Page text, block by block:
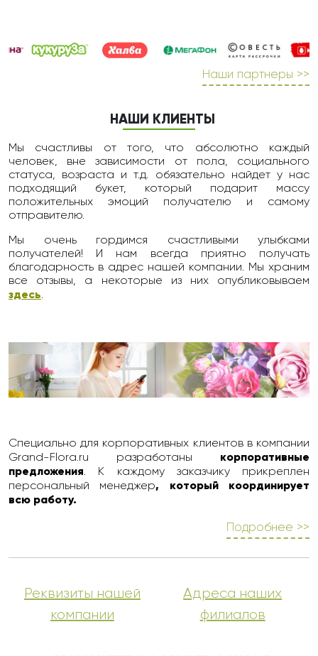
Наши партнеры >>
НАШИ КЛИЕНТЫ
Мы счастливы от того, что абсолютно каждый
человек, вне зависимости от пола, социального
статуса, возраста и т.д. обязательно найдет у нас
подходящий букет, который подарит массу
положительных эмоций получателю и самому
отправителю.
Мы очень гордимся счастливыми улыбками
получателей! И нам всегда приятно получать
благодарность в адрес нашей компании. Мы храним
все отзывы, а некоторые из них опубликовываем
здесь.
Специально для корпоративных клиентов в компании
Grand-Flora.ru разработаны корпоративные
предложения. К каждому заказчику прикреплен
персональный менеджер, который координирует
всю работу.
Подробнее >>
Реквизиты нашей
компании
Адреса наших
филиалов